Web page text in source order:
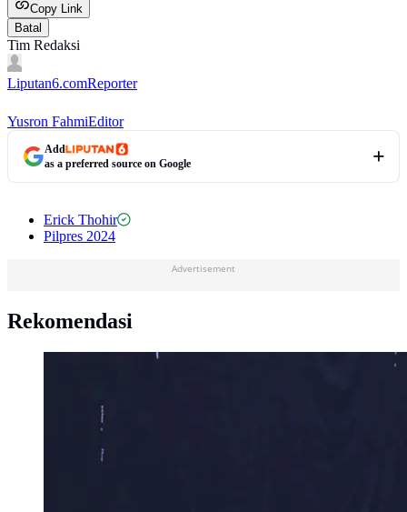
Copy Link
Batal
Tim Redaksi
Liputan6.comReporter
Yusron FahmiEditor
Add
as a preferred source on Google
Erick Thohir
Pilpres 2024
Advertisement
Rekomendasi